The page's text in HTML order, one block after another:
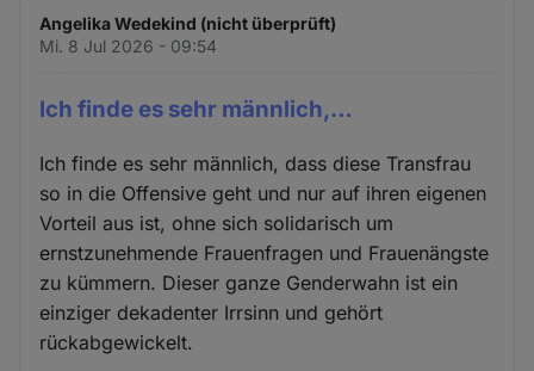
Angelika Wedekind (nicht überprüft)
Mi. 8 Jul 2026 - 09:54
Ich finde es sehr männlich,…
Ich finde es sehr männlich, dass diese Transfrau
so in die Offensive geht und nur auf ihren eigenen
Vorteil aus ist, ohne sich solidarisch um
ernstzunehmende Frauenfragen und Frauenängste
zu kümmern. Dieser ganze Genderwahn ist ein
einziger dekadenter Irrsinn und gehört
rückabgewickelt.